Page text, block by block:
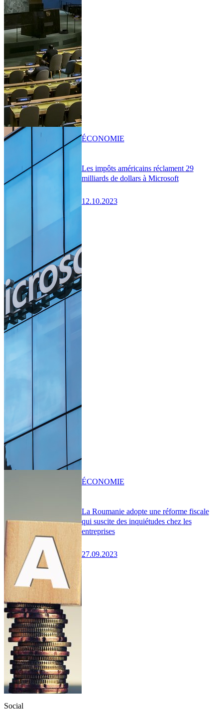
Les impôts américains réclament 29
milliards de dollars à Microsoft
12.10.2023
ÉCONOMIE
La Roumanie adopte une réforme fiscale
qui suscite des inquiétudes chez les
entreprises
27.09.2023
ÉCONOMIE
Social